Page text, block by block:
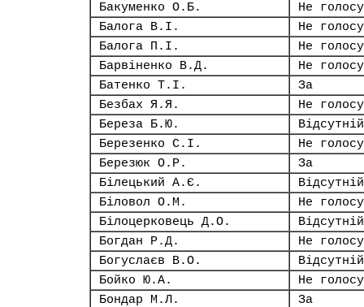
Бакуменко О.Б.
Не
Балога В.І.
Не
Балога П.І.
Не
Барвіненко В.Д.
Не
Батенко Т.І.
За
Безбах Я.Я.
Не
Береза Б.Ю.
Відсутній
Березенко С.І.
Не
Березюк О.Р.
За
Білецький А.Є.
Відсутній
Біловол О.М.
Не
Білоцерковець Д.О.
Відсутній
Богдан Р.Д.
Не
Богуслаєв В.О.
Відсутній
Бойко Ю.А.
Не
Бондар М.Л.
За